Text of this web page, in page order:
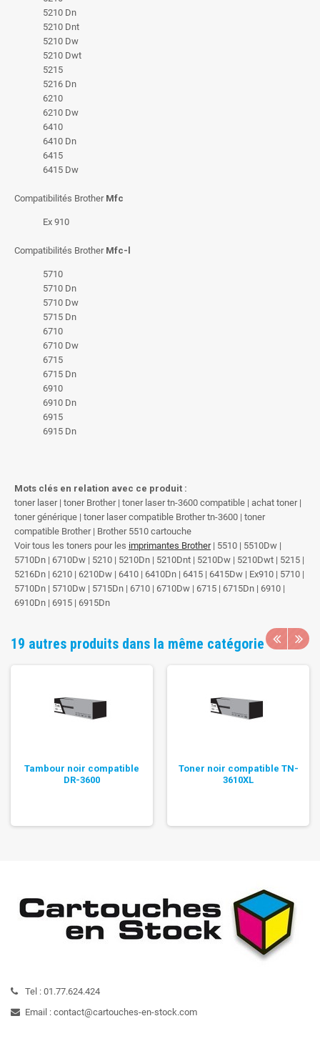
5210 Dn
5210 Dnt
5210 Dw
5210 Dwt
5215
5216 Dn
6210
6210 Dw
6410
6410 Dn
6415
6415 Dw
Compatibilités Brother Mfc
Ex 910
Compatibilités Brother Mfc-l
5710
5710 Dn
5710 Dw
5715 Dn
6710
6710 Dw
6715
6715 Dn
6910
6910 Dn
6915
6915 Dn
Mots clés en relation avec ce produit :
toner laser | toner Brother | toner laser tn-3600 compatible | achat toner |
toner générique | toner laser compatible Brother tn-3600 | toner
compatible Brother | Brother 5510 cartouche
Voir tous les toners pour les imprimantes Brother| 5510 | 5510Dw |
5710Dn | 6710Dw | 5210 | 5210Dn | 5210Dnt | 5210Dw | 5210Dwt | 5215 |
5216Dn | 6210 | 6210Dw | 6410 | 6410Dn | 6415 | 6415Dw | Ex910 | 5710 |
5710Dn | 5710Dw | 5715Dn | 6710 | 6710Dw | 6715 | 6715Dn | 6910 |
6910Dn | 6915 | 6915Dn
19 autres produits dans la même catégorie
Tambour noir compatible
DR-3600
Toner noir compatible TN-
3610XL
Tel : 01.77.624.424
Email : contact@cartouches-en-stock.com